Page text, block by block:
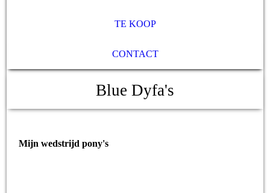
TE KOOP
CONTACT
Blue Dyfa's
Mijn wedstrijd pony's